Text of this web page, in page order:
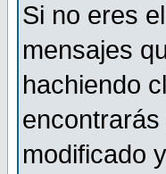
Si no eres
mensajes
hachiendo
modificado